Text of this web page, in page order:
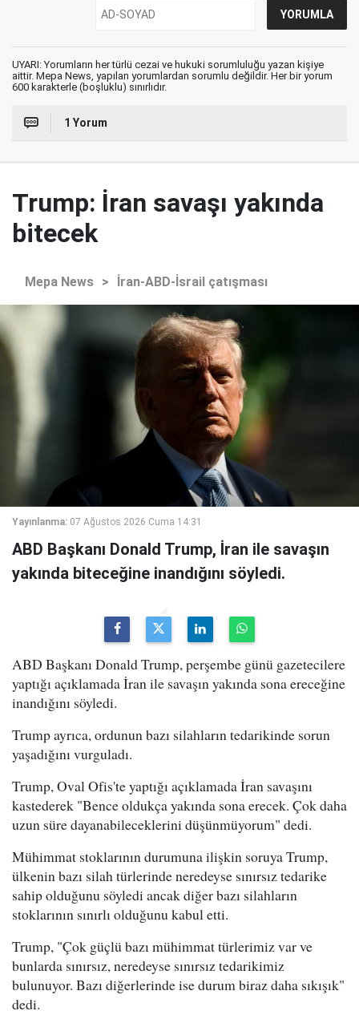
UYARI: Yorumların her türlü cezai ve hukuki sorumluluğu yazan kişiye
aittir. Mepa News, yapılan yorumlardan sorumlu değildir. Her bir yorum
600 karakterle (boşluklu) sınırlıdır.
1 Yorum
Trump: İran savaşı yakında
bitecek
Mepa News > İran-ABD-İsrail çatışması
Yayınlanma: 07 Ağustos 2026 Cuma 14:31
ABD Başkanı Donald Trump, İran ile savaşın
yakında biteceğine inandığını söyledi.
ABD Başkanı Donald Trump, perşembe günü gazetecilere
yaptığı açıklamada İran ile savaşın yakında sona ereceğine
inandığını söyledi.
Trump ayrıca, ordunun bazı silahların tedarikinde sorun
yaşadığını vurguladı.
Trump, Oval Ofis'te yaptığı açıklamada İran savaşını
kastederek "Bence oldukça yakında sona erecek. Çok daha
uzun süre dayanabileceklerini düşünmüyorum" dedi.
Mühimmat stoklarının durumuna ilişkin soruya Trump,
ülkenin bazı silah türlerinde neredeyse sınırsız tedarike
sahip olduğunu söyledi ancak diğer bazı silahların
stoklarının sınırlı olduğunu kabul etti.
Trump, "Çok güçlü bazı mühimmat türlerimiz var ve
bunlarda sınırsız, neredeyse sınırsız tedarikimiz
bulunuyor. Bazı diğerlerinde ise durum biraz daha sıkışık"
dedi.